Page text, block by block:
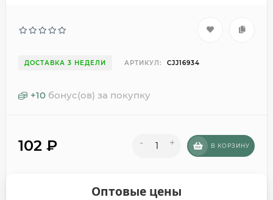
ДОСТАВКА 3 НЕДЕЛИ АРТИКУЛ: CJJ16934
+10 бонус(ов) за покупку
102 ₽ - + В КОРЗИНУ
Оптовые цены